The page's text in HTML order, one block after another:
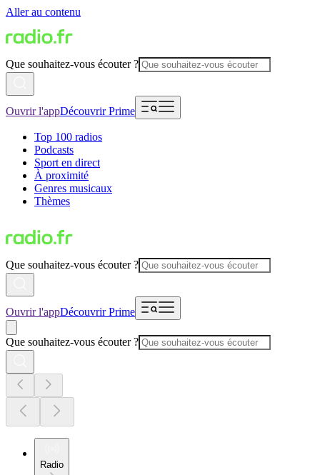
Aller au contenu
Que souhaitez-vous écouter ?
Ouvrir l'appDécouvrir Prime
Top 100 radios
Podcasts
Sport en direct
À proximité
Genres musicaux
Thèmes
Que souhaitez-vous écouter ?
Ouvrir l'appDécouvrir Prime
Que souhaitez-vous écouter ?
Radio